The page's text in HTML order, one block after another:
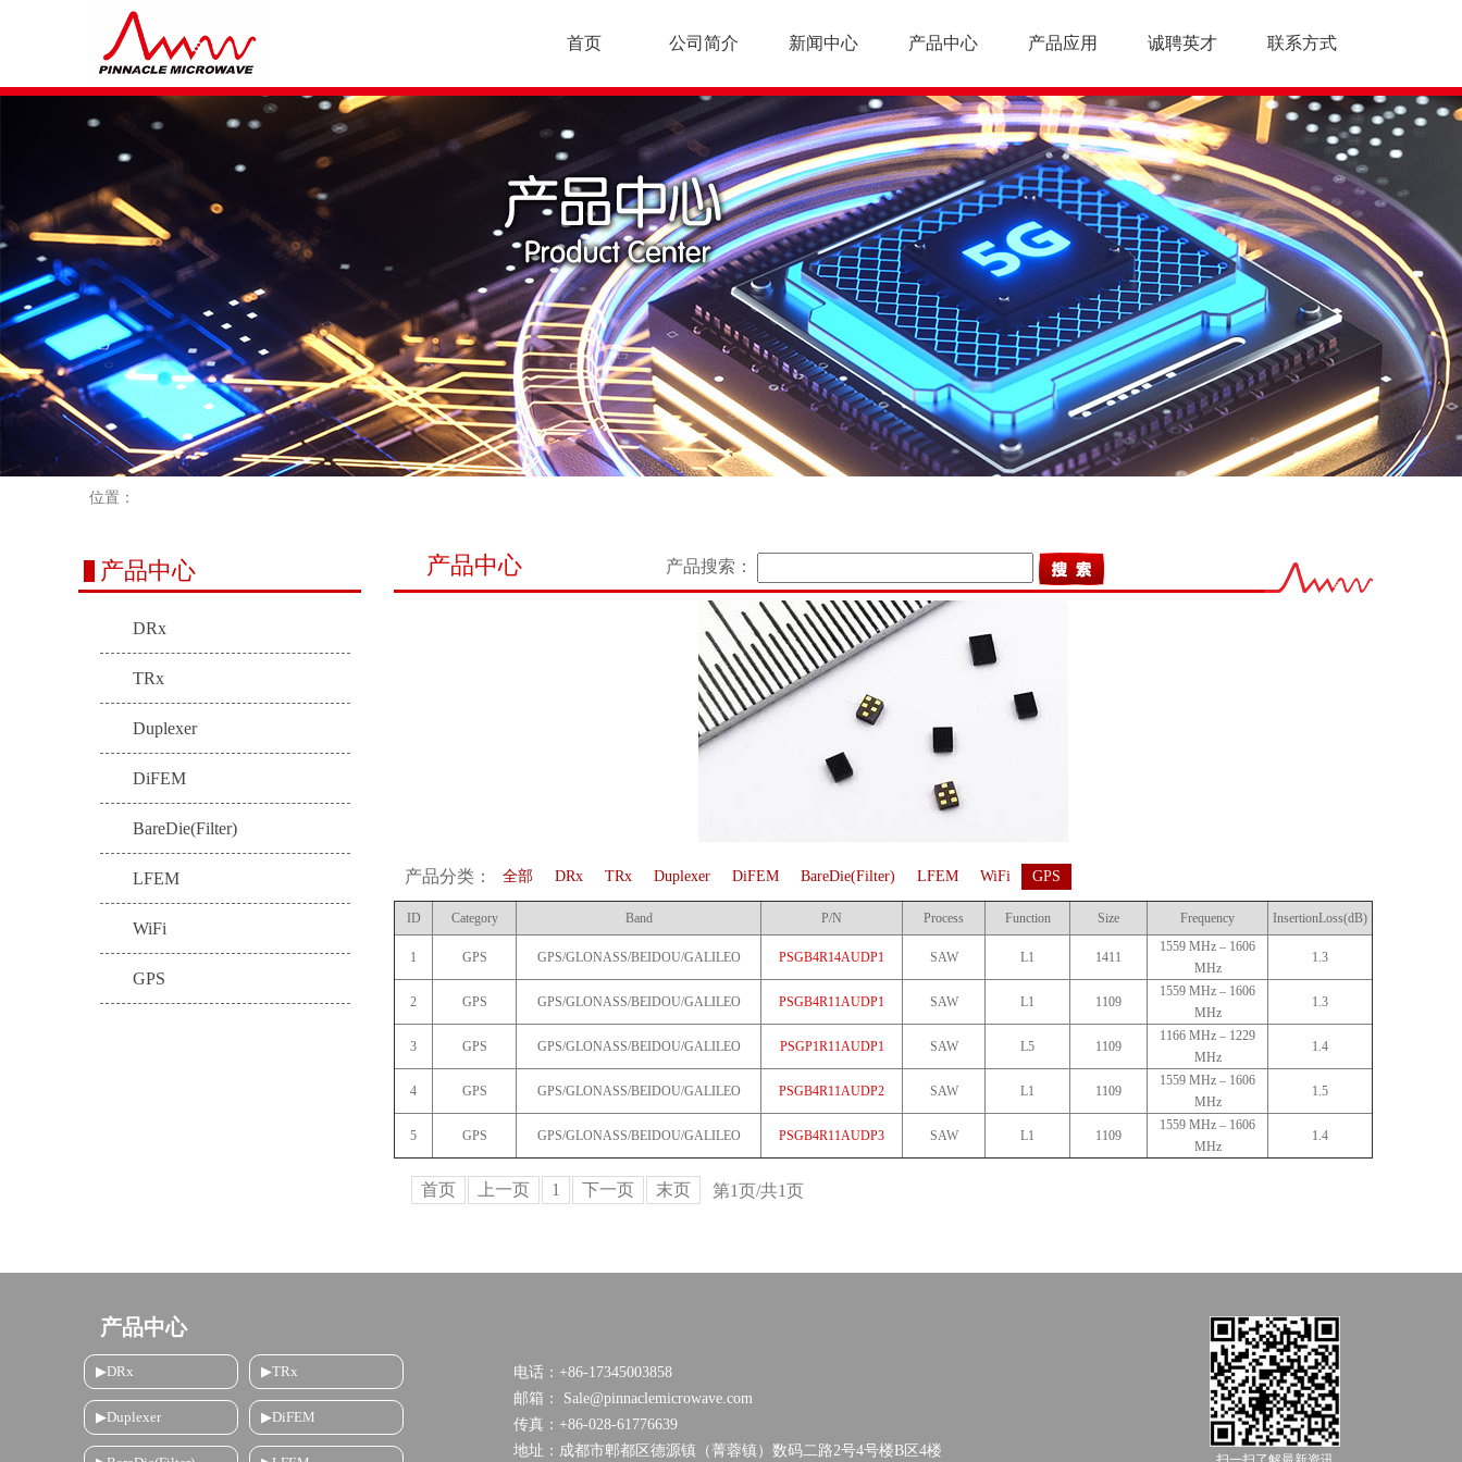
首页 公司简介 新闻中心 产品中心 产品应用 诚聘英才 联系方式
位置：
产品中心
DRx
TRx
Duplexer
DiFEM
BareDie(Filter)
LFEM
WiFi
GPS
产品中心 产品搜索：
产品分类： 全部 DRx TRx Duplexer DiFEM BareDie(Filter) LFEM WiFi GPS
ID Category Band P/N Process Function Size Frequency InsertionLoss(dB)
1 GPS GPS/GLONASS/BEIDOU/GALILEO PSGB4R14AUDP1 SAW L1 1411
1559 MHz – 1606
MHz
1.3
2 GPS GPS/GLONASS/BEIDOU/GALILEO PSGB4R11AUDP1 SAW L1 1109
1559 MHz – 1606
MHz
1.3
3 GPS GPS/GLONASS/BEIDOU/GALILEO PSGP1R11AUDP1 SAW L5 1109
1166 MHz – 1229
MHz
1.4
4 GPS GPS/GLONASS/BEIDOU/GALILEO PSGB4R11AUDP2 SAW L1 1109
1559 MHz – 1606
MHz
1.5
5 GPS GPS/GLONASS/BEIDOU/GALILEO PSGB4R11AUDP3 SAW L1 1109
1559 MHz – 1606
MHz
1.4
首页 上一页 1 下一页 末页 第1页/共1页
产品中心
▶DRx ▶TRx
▶Duplexer ▶DiFEM
电话：+86-17345003858
邮箱： Sale@pinnaclemicrowave.com
传真：+86-028-61776639
地址：成都市郫都区德源镇（菁蓉镇）数码二路2号4号楼B区4楼